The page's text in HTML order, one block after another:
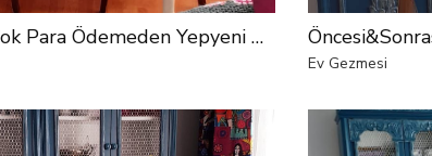
Öncesi&Sonrası: Çok Para Ödemeden Yepyeni Hale Gelen Bir Yemek Odası
Ev Gezmesi